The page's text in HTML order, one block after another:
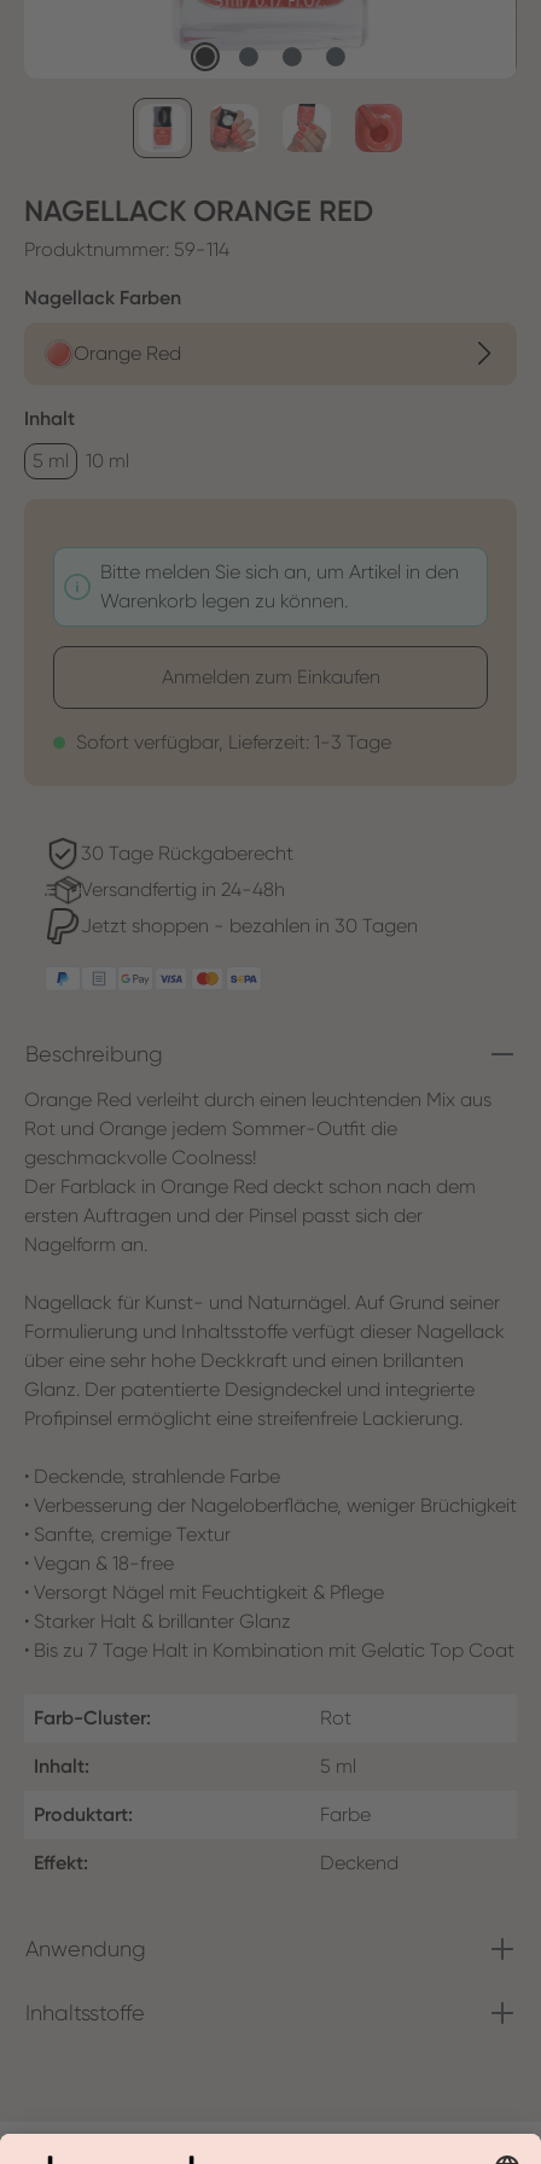
NAGELLACK ORANGE RED
Produktnummer: 59-114
Nagellack Farben
Orange Red
Inhaltauswählen
5 ml
10 ml
Bitte melden Sie sich an, um Artikel in den
Warenkorb legen zu können.
Anmelden zum Einkaufen
Sofort verfügbar, Lieferzeit: 1-3 Tage
30 Tage Rückgaberecht
Versandfertig in 24-48h
Jetzt shoppen - bezahlen in 30 Tagen
Beschreibung
Orange Red verleiht durch einen leuchtenden Mix aus
Rot und Orange jedem Sommer-Outfit die
geschmackvolle Coolness!
Der Farblack in Orange Red deckt schon nach dem
ersten Auftragen und der Pinsel passt sich der
Nagelform an.
Nagellack für Kunst- und Naturnägel. Auf Grund seiner
Formulierung und Inhaltsstoffe verfügt dieser Nagellack
über eine sehr hohe Deckkraft und einen brillanten
Glanz. Der patentierte Designdeckel und integrierte
Profipinsel ermöglicht eine streifenfreie Lackierung.
• Deckende, strahlende Farbe
• Verbesserung der Nageloberfläche, weniger Brüchigkeit
• Sanfte, cremige Textur
• Vegan & 18-free
• Versorgt Nägel mit Feuchtigkeit & Pflege
• Starker Halt & brillanter Glanz
• Bis zu 7 Tage Halt in Kombination mit Gelatic Top Coat
Farb-Cluster: Rot
Inhalt: 5 ml
Produktart: Farbe
Effekt: Deckend
Anwendung
Inhaltsstoffe